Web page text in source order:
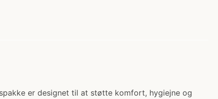
er designet til at støtte komfort, hygiejne og